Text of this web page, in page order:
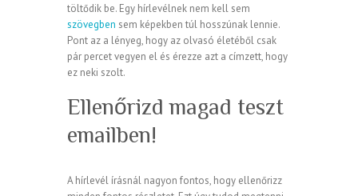
töltődik be. Egy hírlevélnek nem kell sem
szövegben sem képekben túl hosszúnak lennie.
Pont az a lényeg, hogy az olvasó életéből csak
pár percet vegyen el és érezze azt a címzett, hogy
ez neki szolt.
Ellenőrizd magad teszt
emailben!
A hírlevél írásnál nagyon fontos, hogy ellenőrizz